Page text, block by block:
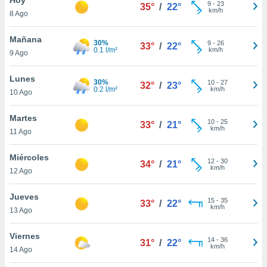
en
más
nuestra
de
cookies
aceptar
8 Ago
35° / 22° 9- 23
km/h
Mañana
9 Ago
30%
0.1 l/m²
33° / 22° 9- 26
km/h
Lunes
10 Ago
30%
0.2 l/m²
32° / 23° 10- 27
km/h
Martes
11 Ago
33° / 21° 10- 25
km/h
Miércoles
12 Ago
34° / 21° 12- 30
km/h
Jueves
13 Ago
33° / 22° 15- 35
km/h
Viernes
14 Ago
31° / 22° 14- 36
km/h